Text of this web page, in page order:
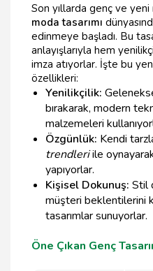
Son yıllarda genç ve yeni
moda tasarımı
edinmeye başladı. Bu
anlayışlarıyla hem
imza atıyorlar. İşte bu
özellikleri:
Yenilikçilik:
bırakarak, modern
malzemeleri
Özgünlük: Kendi
trendleriile oynayarak
yapıyorlar.
Kişisel Dokunuş: Stil
müşteri beklentilerini
tasarımlar sunuyorlar.
Öne Çıkan Genç